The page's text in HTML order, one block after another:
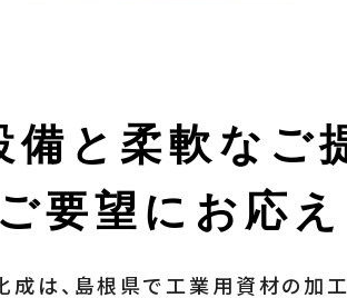
備と柔軟なご
要望にお応え
は、島根県で工業用資材の加工